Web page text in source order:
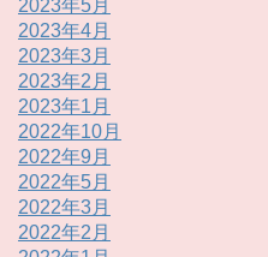
2023年5月
2023年4月
2023年3月
2023年2月
2023年1月
2022年10月
2022年9月
2022年5月
2022年3月
2022年2月